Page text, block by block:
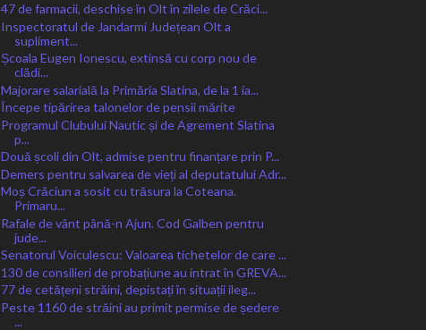
47 de farmacii, deschise în Olt în zilele de Crăci...
Inspectoratul de Jandarmi Județean Olt a
supliment...
Școala Eugen Ionescu, extinsă cu corp nou de
clădi...
Majorare salarială la Primăria Slatina, de la 1 ia...
Începe tipărirea talonelor de pensii mărite
Programul Clubului Nautic și de Agrement Slatina
p...
Două școli din Olt, admise pentru finanțare prin P...
Demers pentru salvarea de vieți al deputatului Adr...
Moș Crăciun a sosit cu trăsura la Coteana.
Primaru...
Rafale de vânt până-n Ajun. Cod Galben pentru
jude...
Senatorul Voiculescu: Valoarea tichetelor de care ...
130 de consilieri de probațiune au intrat în GREVA...
77 de cetățeni străini, depistați în situații ileg...
Peste 1160 de străini au primit permise de ședere
...